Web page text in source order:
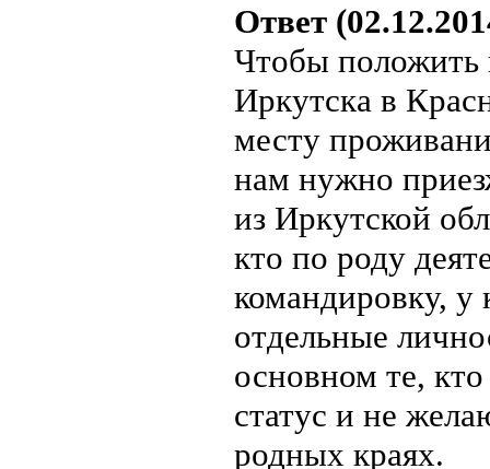
Ответ
Чтобы положить
Иркутска в
месту
нам нужно
из Иркутской
кто по роду
командировку, у
отдельные
основном те,
статус и не
родных краях.